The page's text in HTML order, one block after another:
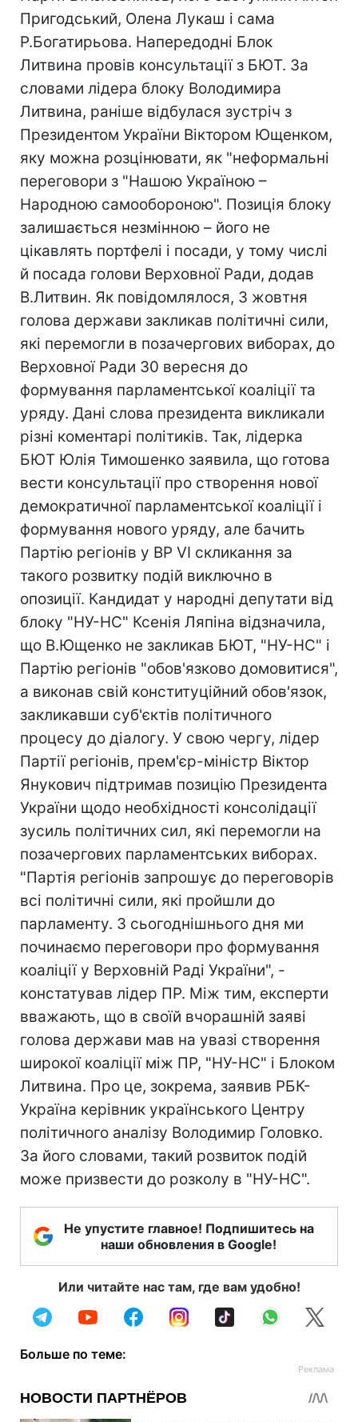
Пригодський, Олена Лукаш і сама
Р.Богатирьова. Напередодні Блок
Литвина провів консультації з БЮТ. За
словами лідера блоку Володимира
Литвина, раніше відбулася зустріч з
Президентом України Віктором Ющенком,
яку можна розцінювати, як "неформальні
переговори з "Нашою Україною –
Народною самообороною". Позиція блоку
залишається незмінною – його не
цікавлять портфелі і посади, у тому числі
й посада голови Верховної Ради, додав
В.Литвин. Як повідомлялося, 3 жовтня
голова держави закликав політичні сили,
які перемогли в позачергових виборах, до
Верховної Ради 30 вересня до
формування парламентської коаліції та
уряду. Дані слова президента викликали
різні коментарі політиків. Так, лідерка
БЮТ Юлія Тимошенко заявила, що готова
вести консультації про створення нової
демократичної парламентської коаліції і
формування нового уряду, але бачить
Партію регіонів у ВР VI скликання за
такого розвитку подій виключно в
опозиції. Кандидат у народні депутати від
блоку "НУ-НС" Ксенія Ляпіна відзначила,
що В.Ющенко не закликав БЮТ, "НУ-НС" і
Партію регіонів "обов'язково домовитися",
а виконав свій конституційний обов'язок,
закликавши суб'єктів політичного
процесу до діалогу. У свою чергу, лідер
Партії регіонів, прем'єр-міністр Віктор
Янукович підтримав позицію Президента
України щодо необхідності консолідації
зусиль політичних сил, які перемогли на
позачергових парламентських виборах.
"Партія регіонів запрошує до переговорів
всі політичні сили, які пройшли до
парламенту. З сьогоднішнього дня ми
починаємо переговори про формування
коаліції у Верховній Раді України", -
констатував лідер ПР. Між тим, експерти
вважають, що в своїй вчорашній заяві
голова держави мав на увазі створення
широкої коаліції між ПР, "НУ-НС" і Блоком
Литвина. Про це, зокрема, заявив РБК-
Україна керівник українського Центру
політичного аналізу Володимир Головко.
За його словами, такий розвиток подій
може призвести до розколу в "НУ-НС".
Не упустите главное! Подпишитесь на
наши обновления в Google!
Или читайте нас там, где вам удобно!
Больше по теме: